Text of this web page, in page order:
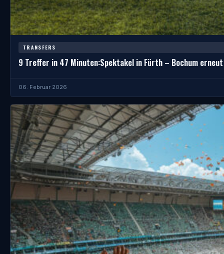
TRANSFERS
9 Treffer in 47 Minuten:Spektakel in Fürth – Bochum
06. Februar 2026